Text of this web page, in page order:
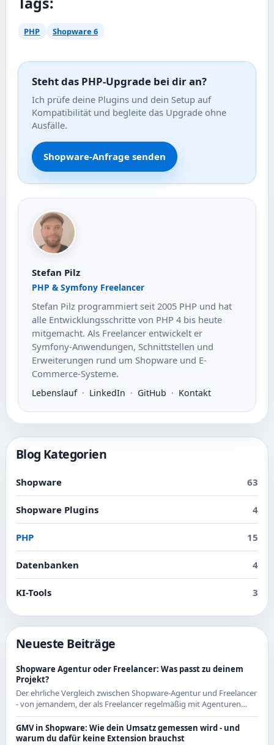
Blog Kategorien
Shopware 63
Shopware Plugins 4
PHP 15
Datenbanken 4
KI-Tools 3
Neueste Beiträge
Shopware Agentur oder Freelancer: Was passt zu deinem
Projekt?
Der ehrliche Vergleich zwischen Shopware-Agentur und Freelancer
- von jemandem, der als Freelancer regelmäßig mit Agenturen
zusammenarbeitet und beide Seiten kennt.
GMV in Shopware: Wie dein Umsatz gemessen wird - und
warum du dafür keine Extension brauchst
PHP Shopware 6
Steht das PHP-Upgrade bei dir an?
Ich prüfe deine Plugins und dein Setup auf
Kompatibilität und begleite das Upgrade ohne
Ausfälle.
Shopware-Anfrage senden
Stefan Pilz
PHP & Symfony Freelancer
Stefan Pilz programmiert seit 2005 PHP und hat
alle Entwicklungsschritte von PHP 4 bis heute
mitgemacht. Als Freelancer entwickelt er
Symfony-Anwendungen, Schnittstellen und
Erweiterungen rund um Shopware und E-
Commerce-Systeme.
Lebenslauf · LinkedIn · GitHub · Kontakt